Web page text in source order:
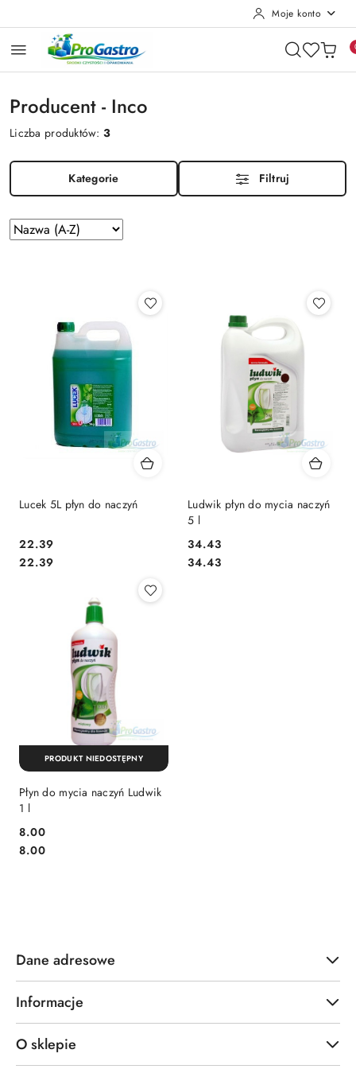
Moje konto
Producent - Inco
Liczba produktów:3
Kategorie Filtruj
Zastosowano
sortowanie:
Sortuj
według
Lucek 5L płyn do naczyń
Cena:
22.39
Cena:
22.39
Ludwik płyn do mycia naczyń
5 l
Cena:
34.43
Cena:
34.43
Płyn do mycia naczyń Ludwik
1 l
Cena:
8.00
Cena:
8.00
PRODUKT NIEDOSTĘPNY
Dane adresowe
Informacje
O sklepie